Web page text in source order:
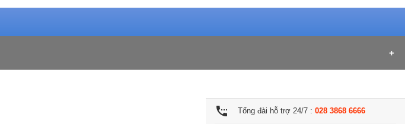
settings_phone Tổng đài hỗ trợ 24/7 :028 3868 6666